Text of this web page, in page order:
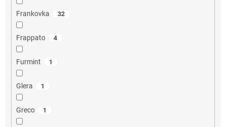
Frankovka 32
Frappato 4
Furmint 1
Glera 1
Greco 1